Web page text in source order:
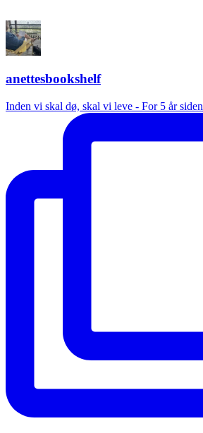
anettesbookshelf
Inden vi skal dø, skal vi leve - For 5 år siden